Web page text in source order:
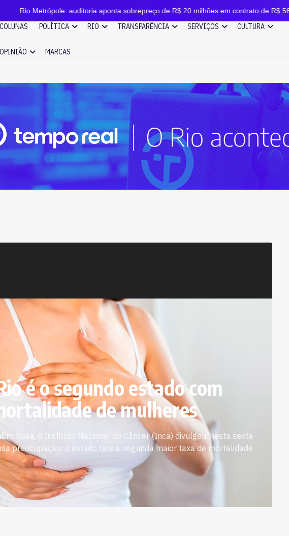
Metrópole: auditoria aponta sobrepreço de R$ 20 milhões em contrato de R$ 56 milhões
COLUNAS POLÍTICA RIO TRANSPARÊNCIA SERVIÇOS CULTURA
OPINIÃO MARCAS
é o segundo estado com
de mulheres
Rosa, o Instituto Nacional do Câncer (Inca) divulgou, nesta sexta-
preocupação: o estado tem a segunda maior taxa de mortalidade